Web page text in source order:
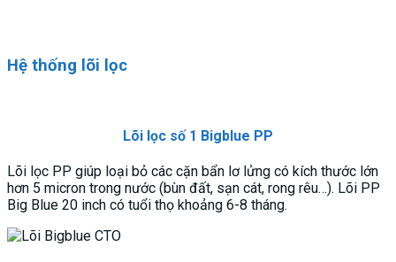
Hệ thống lõi lọc
Lõi lọc số 1 Bigblue PP
Lõi lọc PP giúp loại bỏ các cặn bẩn lơ lửng có kích thước lớn
hơn 5 micron trong nước (bùn đất, sạn cát, rong rêu…). Lõi PP
Big Blue 20 inch có tuổi thọ khoảng 6-8 tháng.